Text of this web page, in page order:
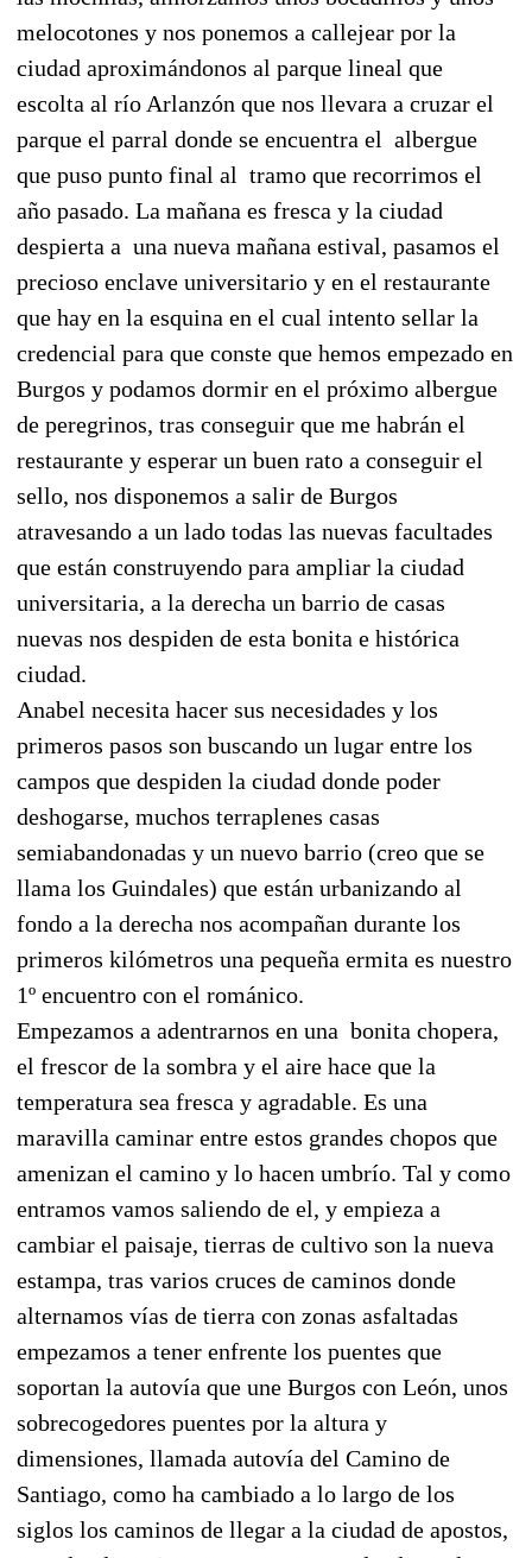
melocotones y nos ponemos a callejear por la
ciudad aproximándonos al parque lineal que
escolta al río Arlanzón que nos llevara a cruzar el
parque el parral donde se encuentra el albergue
que puso punto final al tramo que recorrimos el
año pasado. La mañana es fresca y la ciudad
despierta a una nueva mañana estival, pasamos el
precioso enclave universitario y en el restaurante
que hay en la esquina en el cual intento sellar la
credencial para que conste que hemos empezado en
Burgos y podamos dormir en el próximo albergue
de peregrinos, tras conseguir que me habrán el
restaurante y esperar un buen rato a conseguir el
sello, nos disponemos a salir de Burgos
atravesando a un lado todas las nuevas facultades
que están construyendo para ampliar la ciudad
universitaria, a la derecha un barrio de casas
nuevas nos despiden de esta bonita e histórica
ciudad.
Anabel necesita hacer sus necesidades y los
primeros pasos son buscando un lugar entre los
campos que despiden la ciudad donde poder
deshogarse, muchos terraplenes casas
semiabandonadas y un nuevo barrio (creo que se
llama los Guindales) que están urbanizando al
fondo a la derecha nos acompañan durante los
primeros kilómetros una pequeña ermita es nuestro
1º encuentro con el románico.
Empezamos a adentrarnos en una bonita chopera,
el frescor de la sombra y el aire hace que la
temperatura sea fresca y agradable. Es una
maravilla caminar entre estos grandes chopos que
amenizan el camino y lo hacen umbrío. Tal y como
entramos vamos saliendo de el, y empieza a
cambiar el paisaje, tierras de cultivo son la nueva
estampa, tras varios cruces de caminos donde
alternamos vías de tierra con zonas asfaltadas
empezamos a tener enfrente los puentes que
soportan la autovía que une Burgos con León, unos
sobrecogedores puentes por la altura y
dimensiones, llamada autovía del Camino de
Santiago, como ha cambiado a lo largo de los
siglos los caminos de llegar a la ciudad de apostos,